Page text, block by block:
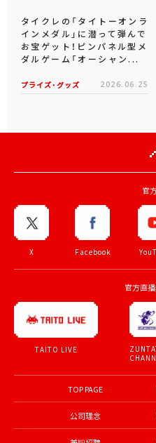
タイクレの「タイトーオンラ
インメダル」に潜って弾んで
お宝ゲット！ピンパネル型メ
ダルゲーム「オーシャン...
プライズ・グッズ 2026.06.25
官
X Facebook
官方直
TAITO LIVE
TOP PAGE
公司理念